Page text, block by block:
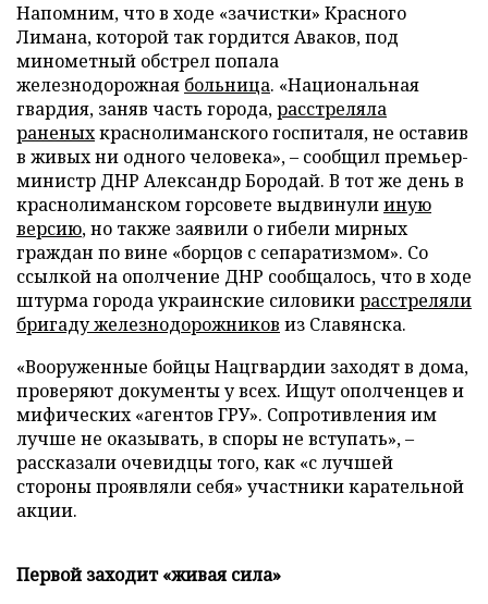
Напомним, что в ходе «зачистки» Красного
Лимана, которой так гордится Аваков, под
минометный обстрел попала
железнодорожная больница. «Национальная
гвардия, заняв часть города,расстреляла
раненыхкраснолиманского госпиталя, не оставив
в живых ни одного человека», – сообщил премьер-
министр ДНР Александр Бородай. В тот же день в
краснолиманском горсовете выдвинулииную
версию, но также заявили о гибели мирных
граждан по вине «борцов с сепаратизмом». Со
ссылкой на ополчение ДНР сообщалось, что в ходе
штурма города украинские силовикирасстреляли
бригаду железнодорожников из Славянска.
«Вооруженные бойцы Нацгвардии заходят в дома,
проверяют документы у всех. Ищут ополченцев и
мифических «агентов ГРУ». Сопротивления им
лучше не оказывать, в споры не вступать»,–
рассказали очевидцы того, как «с лучшей
стороны проявляли себя» участники карательной
акции.
Первой заходит «живая сила»